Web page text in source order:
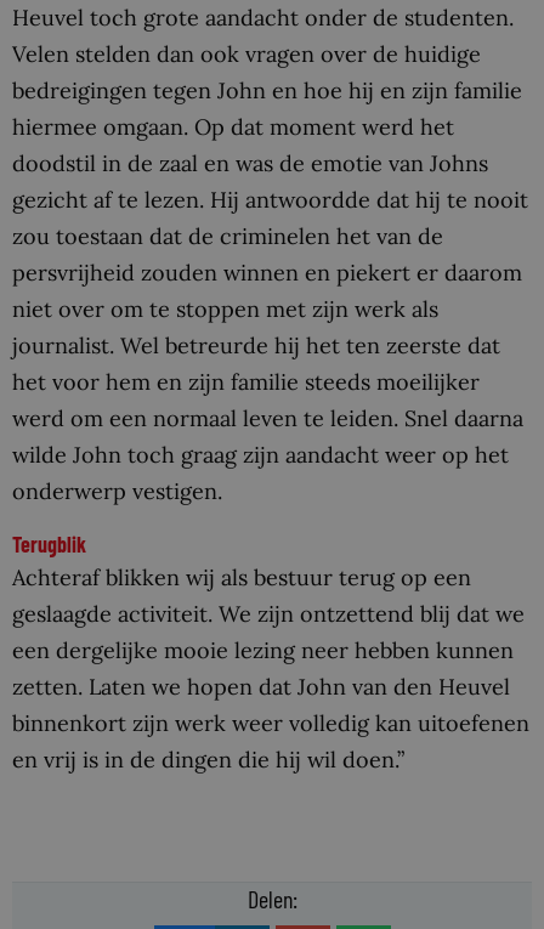
Heuvel toch grote aandacht onder de studenten.
Velen stelden dan ook vragen over de huidige
bedreigingen tegen John en hoe hij en zijn familie
hiermee omgaan. Op dat moment werd het
doodstil in de zaal en was de emotie van Johns
gezicht af te lezen. Hij antwoordde dat hij te nooit
zou toestaan dat de criminelen het van de
persvrijheid zouden winnen en piekert er daarom
niet over om te stoppen met zijn werk als
journalist. Wel betreurde hij het ten zeerste dat
het voor hem en zijn familie steeds moeilijker
werd om een normaal leven te leiden. Snel daarna
wilde John toch graag zijn aandacht weer op het
onderwerp vestigen.
Terugblik
Achteraf blikken wij als bestuur terug op een
geslaagde activiteit. We zijn ontzettend blij dat we
een dergelijke mooie lezing neer hebben kunnen
zetten. Laten we hopen dat John van den Heuvel
binnenkort zijn werk weer volledig kan uitoefenen
en vrij is in de dingen die hij wil doen.”
Delen: